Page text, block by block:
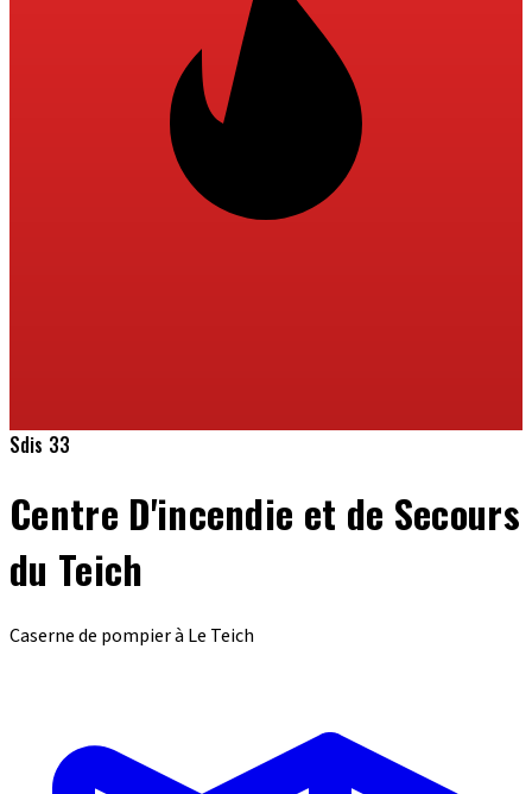
Sdis 33
Centre D'incendie et de Secours
du Teich
Caserne de pompier à Le Teich